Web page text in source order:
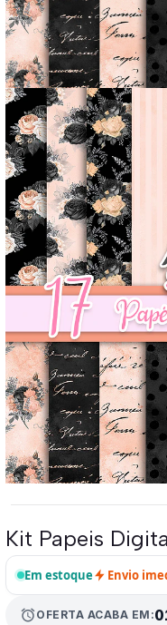
Kit Papeis
Em estoque Envio
alarmOFERTA ACABA EM: